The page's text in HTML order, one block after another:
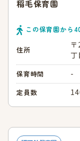
稲毛保育園
この保育園から
住所
保育時間 -
定員数